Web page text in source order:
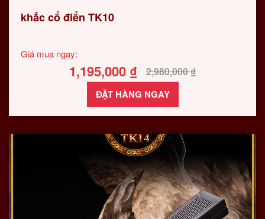
khắc cổ điển TK10
Giá mua ngay:
2,980,000₫
1,195,000 ₫
ĐẶT HÀNG NGAY